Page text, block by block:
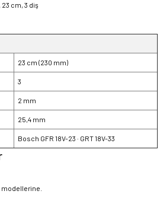
23 cm, 3 diş
23 cm (230 mm)
3
2 mm
25,4 mm
Bosch GFR 18V-23 · GRT 18V-33
modellerine.